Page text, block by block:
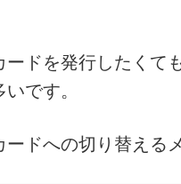
ードを発行したくて
です。
ドへの切り替える